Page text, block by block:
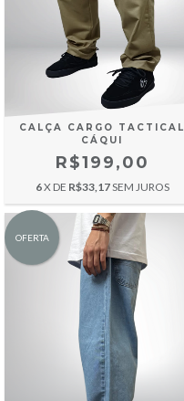
CALÇA CARGO TACTICAL
CÁQUI
R$199,00
6X DE R$33,17SEM JUROS
OFERTA